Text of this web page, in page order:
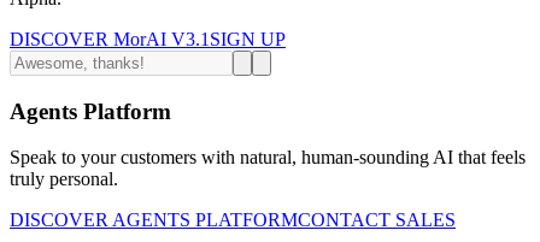
DISCOVER MorAI V3.1 SIGN UP
Agents Platform
Speak to your customers with natural, human-sounding AI that feels
truly personal.
DISCOVER AGENTS PLATFORMCONTACT SALES